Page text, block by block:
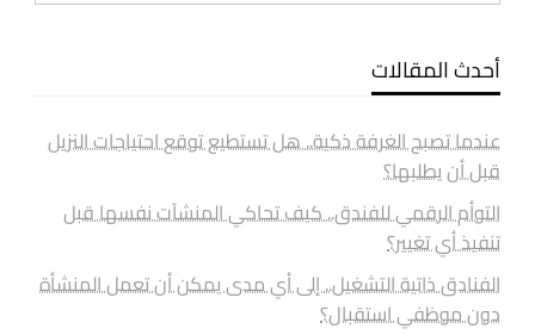
أحدث المقالات
عندما تصبح الغرفة ذكية.. هل تستطيع توقع احتياجات النزيل
قبل أن يطلبها؟
التوأم الرقمي للفندق.. كيف تحاكي المنشآت نفسها قبل
تنفيذ أي تغيير؟
الفنادق ذاتية التشغيل.. إلى أي مدى يمكن أن تعمل المنشأة
دون موظفي استقبال؟